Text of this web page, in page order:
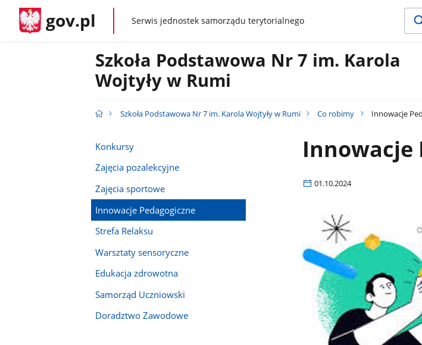
gov.pl gov.plSerwis jednostek samorządu terytorialnego
Szkoła Podstawowa Nr 7 im. Karola
Wojtyły w Rumi
Szkoła Podstawowa Nr 7 im. Karola Wojtyły w Rumi Co robimy Innowacje
Konkursy
Zajęcia pozalekcyjne
Zajęcia sportowe
Innowacje Pedagogiczne
Strefa Relaksu
Warsztaty sensoryczne
Edukacja zdrowotna
Samorząd Uczniowski
Doradztwo Zawodowe
Innowacje
01.10.2024